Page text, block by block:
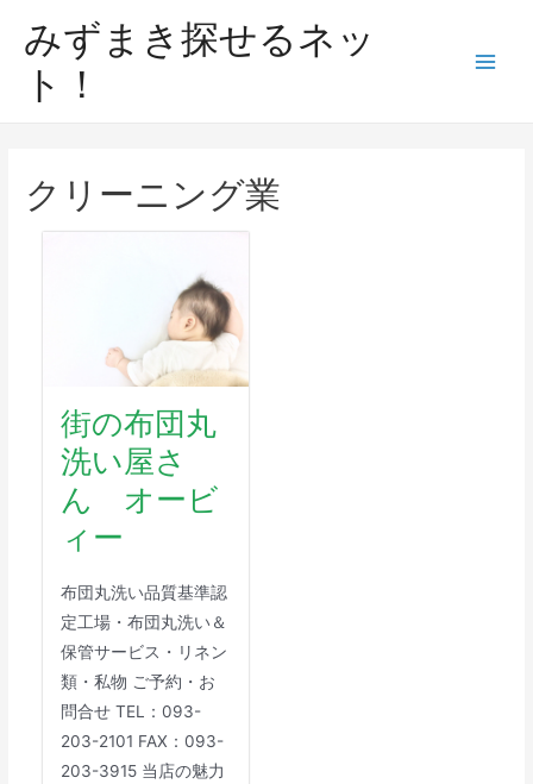
みずまき探せるネッ
ト！
クリーニング業
街の布団丸
洗い屋さ
ん オービ
ィー
布団丸洗い品質基準認
定工場・布団丸洗い＆
保管サービス・リネン
類・私物 ご予約・お
問合せ TEL：093-
203-2101 FAX：093-
203-3915 当店の魅力